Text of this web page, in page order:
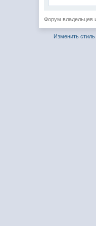
Форум владельцев
Изменить стиль